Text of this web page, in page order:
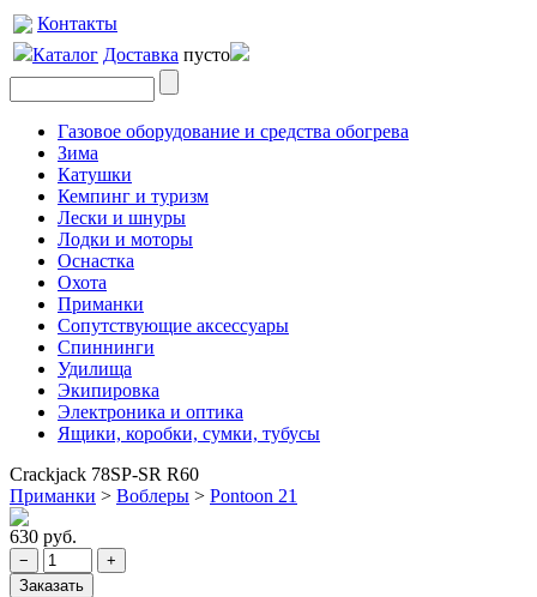
Контакты
Каталог Доставка пусто
Газовое оборудование и средства обогрева
Зима
Катушки
Кемпинг и туризм
Лески и шнуры
Лодки и моторы
Оснастка
Охота
Приманки
Сопутствующие аксессуары
Спиннинги
Удилища
Экипировка
Электроника и оптика
Ящики, коробки, сумки, тубусы
Crackjack 78SP-SR R60
Приманки > Воблеры > Pontoon 21
630 руб.